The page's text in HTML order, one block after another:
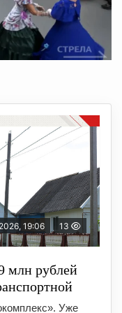
19:06 13
млн рублей
Уже